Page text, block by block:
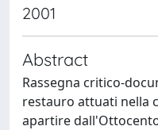
2001
Abstract
Rassegna critico-
restauro attuati nella
apartire